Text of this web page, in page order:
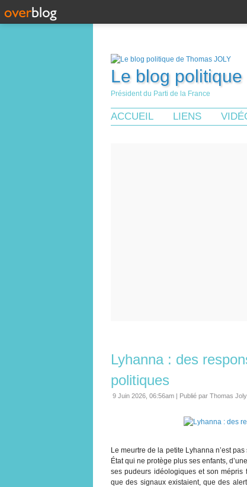
Le blog
Président du Parti de la France
ACCUEIL LIENS
Lyhanna : des
politiques
9 Juin 2026, 06:56am | Publié par Thomas Joly
Le meurtre de la petite Lyhanna n’est
État qui ne protège plus ses enfants,
ses pudeurs idéologiques et son
que des signaux existaient, que des